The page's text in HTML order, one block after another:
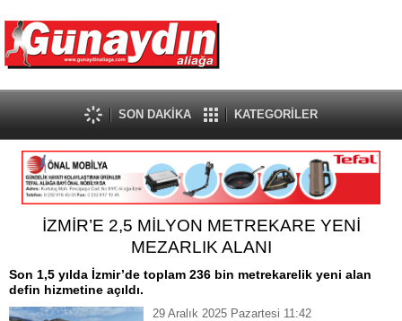
SON DAKİKA KATEGORİLER
İZMİR’E 2,5 MİLYON METREKARE YENİ
MEZARLIK ALANI
Son 1,5 yılda İzmir’de toplam 236 bin metrekarelik yeni alan
defin hizmetine açıldı.
29 Aralık 2025 Pazartesi 11:42